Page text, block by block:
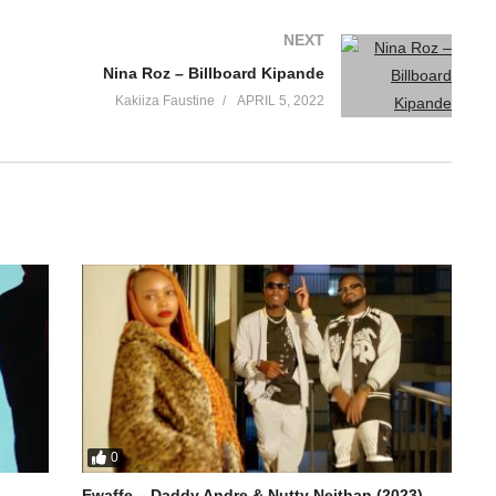
NEXT
Nina Roz – Billboard Kipande
Kakiiza Faustine APRIL 5, 2022
0